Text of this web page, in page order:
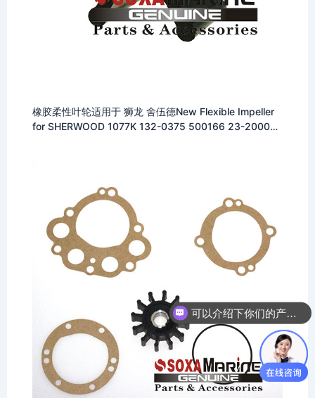
橡胶柔性叶轮适用于 狮龙 舍伍德New Flexible Impeller
for SHERWOOD 1077K 132-0375 500166 23-2000
可以介绍下你们的产品么